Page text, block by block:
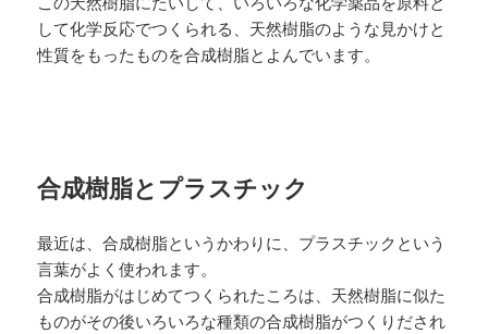
して化学反応でつくられる、天然樹脂のような見かけと
性質をもったものを合成樹脂とよんでいます。
合成樹脂とプラスチック
最近は、合成樹脂というかわりに、プラスチックという
言葉がよく使われます。
合成樹脂がはじめてつくられたころは、天然樹脂に似た
ものがその後いろいろな種類の合成樹脂がつくりだされ